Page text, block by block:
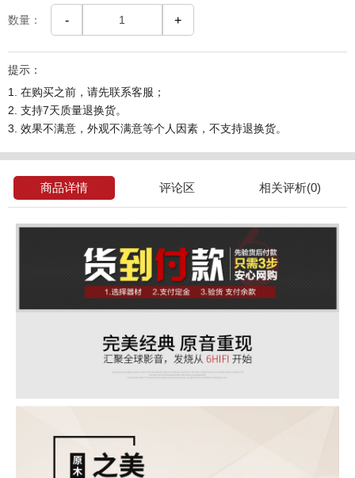
数量： - +
提示：
1. 在购买之前，请先联系客服；
2. 支持7天质量退换货。
3. 效果不满意，外观不满意等个人因素，不支持退换货。
商品详情 评论区 相关评析(0)